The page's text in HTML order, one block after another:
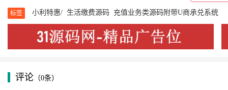
前端账号：18867778888 密码123456
后端账号密码 admin q2821706481
源码上传到网站根目录 创建一下数据库上传 具体功能自己摸索下
标签 小利特惠/ 生活缴费源码 充值业务类源码附带U商承兑系统
评论 （0条）